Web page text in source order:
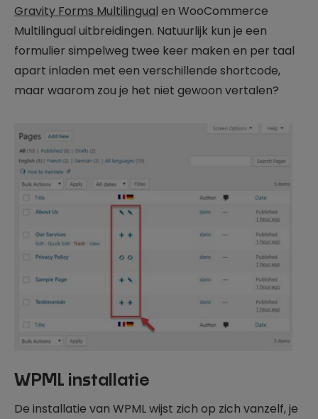
Gravity Forms Multilingual en WooCommerce
Multilingual uitbreidingen. Natuurlijk kun je een
formulier simpelweg twee keer maken en per taal
apart inladen met een verschillende shortcode,
maar waarom zou je het niet gewoon vertalen?
WPML installatie
De installatie van WPML wijst zich op zich vanzelf, je